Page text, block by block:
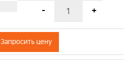
- +
Запросить цену